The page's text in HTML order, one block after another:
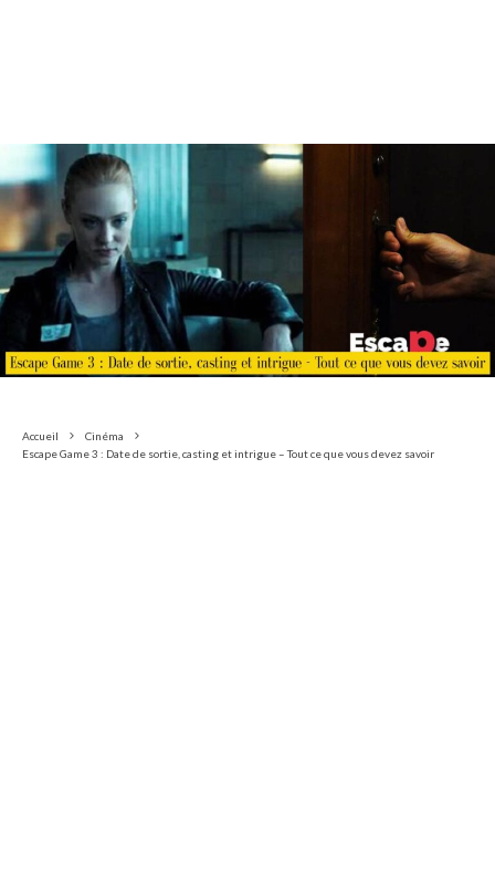
Accueil
Cinéma
Escape Game 3 : Date de sortie, casting et intrigue – Tout ce que vous devez savoir